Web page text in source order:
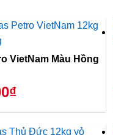
VietNam Màu Hồng